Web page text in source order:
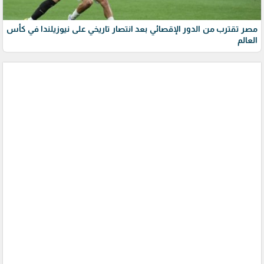
مصر تقترب من الدور الإقصائي بعد انتصار تاريخي على نيوزيلندا في كأس
العالم